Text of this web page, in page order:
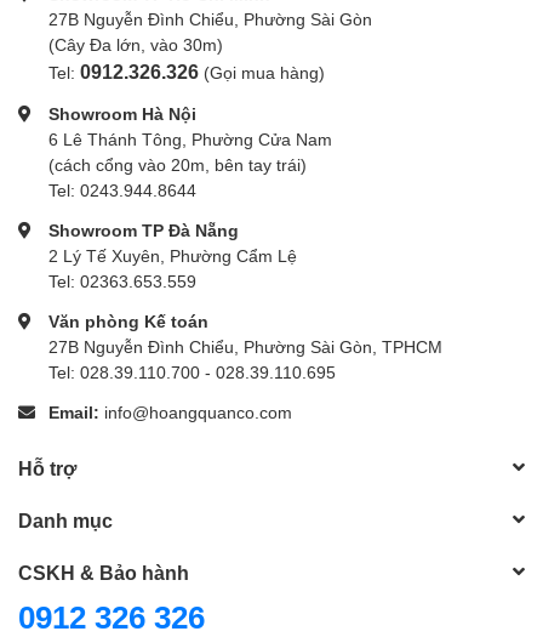
Audio I/O
Unbalanced Headphone Output
Pad
Phantom Power
Protection
Frequency Response
Network I/O No
USB/Lightning
Power Requirements
27B Nguyễn Đình Chiểu, Phường Sài Gòn
(Cây Đa lớn, vào 30m)
Tel: 0912.326.326 (Gọi mua hàng)
Showroom Hà Nội
6 Lê Thánh Tông, Phường Cửa Nam
(cách cổng vào 20m, bên tay trái)
Tel: 0243.944.8644
Showroom TP Đà Nẵng
2 Lý Tế Xuyên, Phường Cẩm Lệ
Tel: 02363.653.559
Văn phòng Kế toán
27B Nguyễn Đình Chiểu, Phường Sài Gòn, TPHCM
Tel: 028.39.110.700 - 028.39.110.695
Email: info@hoangquanco.com
Hỗ trợ
Danh mục
CSKH & Bảo hành
0912 326 326